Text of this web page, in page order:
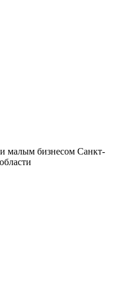
малым бизнесом Санкт-